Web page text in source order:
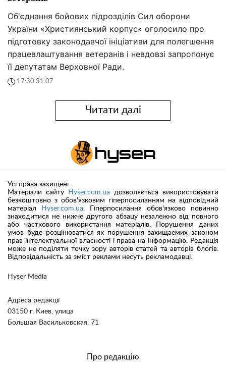
Об'єднання бойових підрозділів Сил оборони
України «Християнський корпус» оголосило про
підготовку законодавчої ініціативи для полегшення
працевлаштування ветеранів і невдовзі запропонує
її депутатам Верховної Ради.
17:30 31.07
Читати далі
Hyser Media
Адреса редакції
03150 г. Киев, улица
Большая Васильковская, 71
Усі права захищені.
Матеріали сайту
Hyser.com.ua дозволяється використовувати
безкоштовно з обов'язковим гіперпосиланням на відповідний
матеріал
Hyser.com.ua. Гіперпосилання обов'язково повинно
знаходитися не нижче другого абзацу незалежно від повного
або часткового використання матеріалів. Порушення даних
умов буде розцінюватися як порушення захищаемих законом
прав інтелектуальної власності і права на інформацію. Редакція
може не поділяти точку зору авторів статей та авторів блогів.
Відповідальність за зміст реклами несуть рекламодавці.
Про редакцію